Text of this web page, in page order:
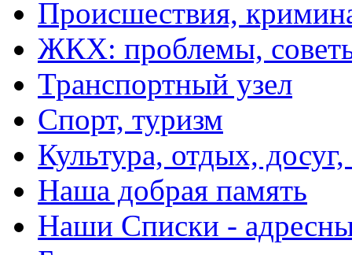
Происшествия,
ЖКХ: проблемы,
Транспортный узел
Спорт, туризм
Культура, отдых,
Наша добрая память
Наши Списки -